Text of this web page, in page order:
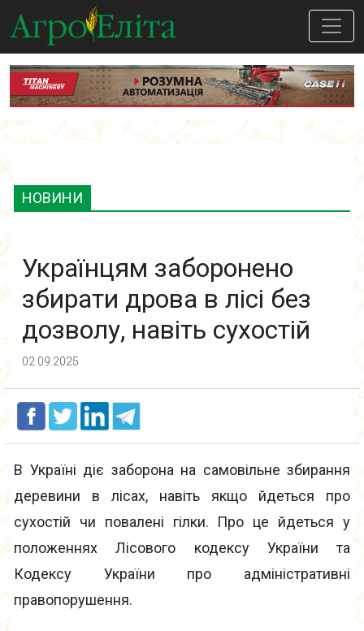
НОВИНИ
Українцям заборонено
збирати дрова в лісі без
дозволу, навіть сухостій
02.09.2025
В Україні діє заборона на самовільне збирання
деревини в лісах, навіть якщо йдеться про
сухостій чи повалені гілки. Про це йдеться у
положеннях Лісового кодексу України та
Кодексу України про адміністративні
правопорушення.